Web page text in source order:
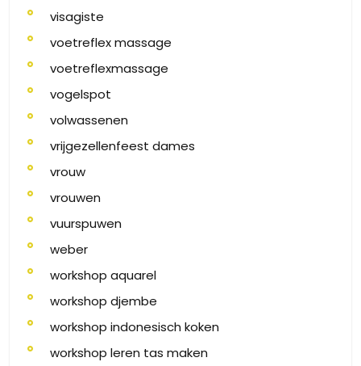
visagiste
voetreflex massage
voetreflexmassage
vogelspot
volwassenen
vrijgezellenfeest dames
vrouw
vrouwen
vuurspuwen
weber
workshop aquarel
workshop djembe
workshop indonesisch koken
workshop leren tas maken